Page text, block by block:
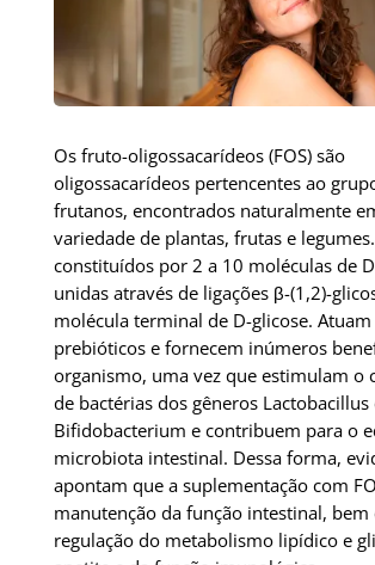
Os fruto-oligossacarídeos (FOS) são
oligossacarídeos pertencentes ao
frutanos, encontrados naturalmente
variedade de plantas, frutas e
constituídos por 2 a 10 moléculas de
unidas através de ligações β-(1,2)-
molécula terminal de D-glicose.
prebióticos e fornecem inúmeros
organismo, uma vez que estimulam o
de bactérias dos gêneros Lactobacillus
Bifidobacterium e contribuem para o
microbiota intestinal. Dessa forma,
apontam que a suplementação com
manutenção da função intestinal, bem
regulação do metabolismo lipídico e